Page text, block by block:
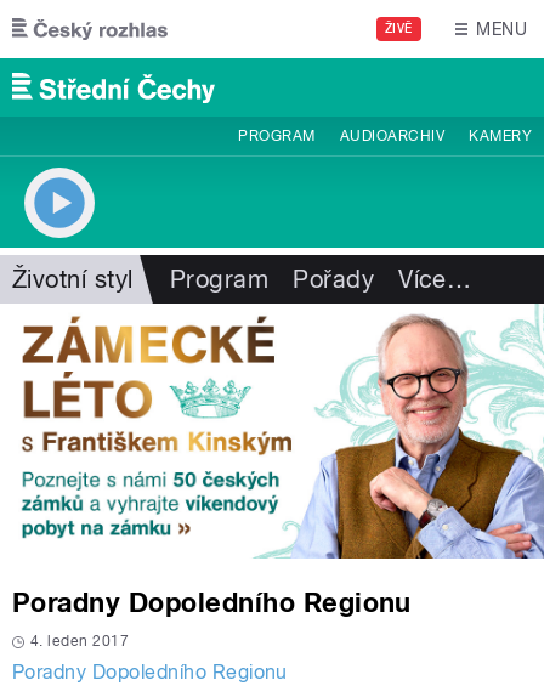
Přejít k hlavnímu obsahu
ŽIVĚ MENU
PROGRAM AUDIOARCHIV KAMERY
Životní styl Program Pořady Více…
Poradny Dopoledního Regionu
4. leden 2017
Poradny Dopoledního Regionu